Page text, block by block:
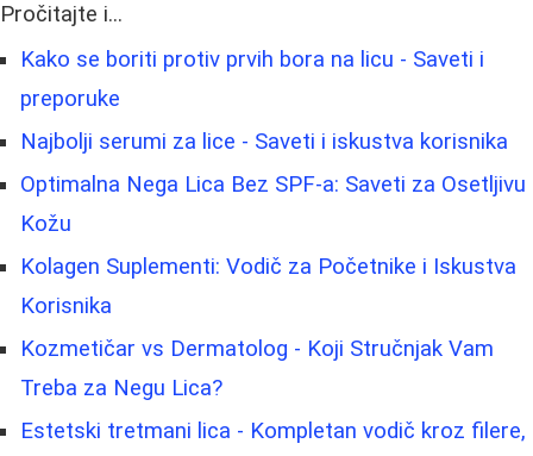
Pročitajte i...
Kako se boriti protiv prvih bora na licu - Saveti i
preporuke
Najbolji serumi za lice - Saveti i iskustva korisnika
Optimalna Nega Lica Bez SPF-a: Saveti za Osetljivu
Kožu
Kolagen Suplementi: Vodič za Početnike i Iskustva
Korisnika
Kozmetičar vs Dermatolog - Koji Stručnjak Vam
Treba za Negu Lica?
Estetski tretmani lica - Kompletan vodič kroz filere,